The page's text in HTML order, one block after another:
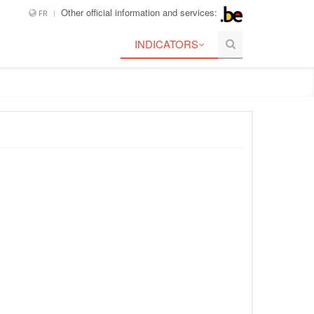
FR Other official information and services:
INDICATORS